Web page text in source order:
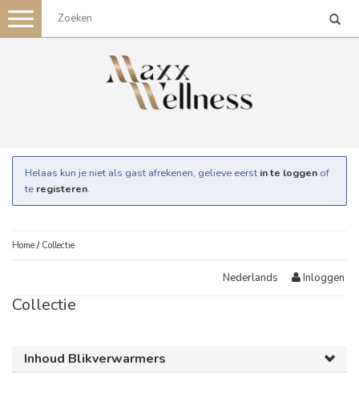
Toggle
navigation
Helaas kun je niet als gast afrekenen, gelieve eerst in te loggen of
te registeren.
Home / Collectie
Nederlands Inloggen
Collectie
Inhoud Blikverwarmers